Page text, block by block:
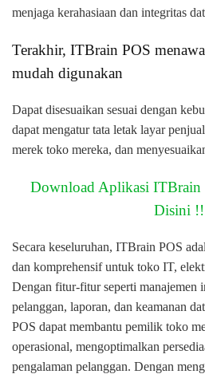
menjaga kerahasiaan dan integritas
Terakhir, ITBrain POS
mudah digunakan
Dapat disesuaikan sesuai dengan
dapat mengatur tata letak layar
merek toko mereka, dan
Download Aplikasi
Disini !!
Secara keseluruhan, ITBrain POS
dan komprehensif untuk toko IT,
Dengan fitur-fitur seperti manajemen
pelanggan, laporan, dan keamanan
POS dapat membantu pemilik toko
operasional, mengoptimalkan
pengalaman pelanggan. Dengan